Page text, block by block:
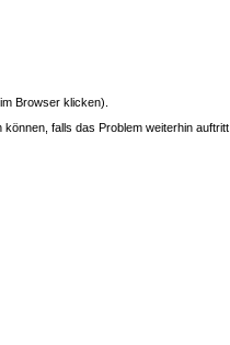
im Browser klicken).
falls das Problem weiterhin auftritt.